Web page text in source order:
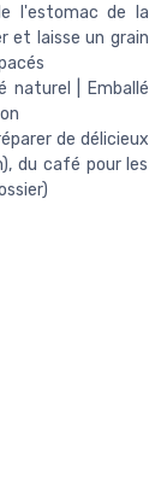
l'estomac de la
et laisse un grain
naturel | Emballé
de délicieux
du café pour les